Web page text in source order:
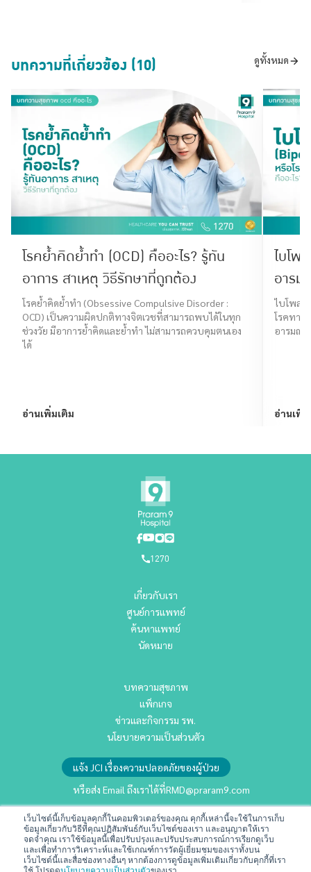
เว็บไซต์นี้เก็บข้อมูลคุกกี้ในคอมพิวเตอร์ของคุณ คุกกี้เหล่านี้จะใช้ในการเก็บ
ข้อมูลเกี่ยวกับวิธีที่คุณปฏิสัมพันธ์กับเว็บไซต์ของเรา และอนุญาตให้เรา
จดจำคุณ เราใช้ข้อมูลนี้เพื่อปรับปรุงและปรับประสบการณ์การเรียกดูเว็บ
และเพื่อทำการวิเคราะห์และใช้เกณฑ์การวัดผู้เยี่ยมชมของเราทั้งบน
เว็บไซต์นี้และสื่อช่องทางอื่นๆ หากต้องการดูข้อมูลเพิ่มเติมเกี่ยวกับคุกกี้ที่เรา
ใช้ โปรดดูนโยบายความเป็นส่วนตัวของเรา
บทความที่เกี่ยวข้อง (10) ดูทั้งหมด
โรคย้ำคิดย้ำทำ (OCD) คืออะไร? รู้ทัน
อาการ สาเหตุ วิธีรักษาที่ถูกต้อง
โรคย้ำคิดย้ำทำ (Obsessive Compulsive Disorder :
OCD) เป็นความผิดปกติทางจิตเวชที่สามารถพบได้ในทุก
ช่วงวัย มีอาการย้ำคิดและย้ำทำ ไม่สามารถควบคุมตนเอง
ได้
อ่านเพิ่มเติม
ไบโพ
อารม
ไบโพลา
โรคทาง
อารมณ์
อ่านเพิ่
1270
เกี่ยวกับเรา
ศูนย์การแพทย์
ค้นหาแพทย์
นัดหมาย
บทความสุขภาพ
แพ็กเกจ
ข่าวและกิจกรรม รพ.
นโยบายความเป็นส่วนตัว
แจ้ง JCI เรื่องความปลอดภัยของผู้ป่วย
หรือส่ง Email ถึงเราได้ที่RMD@praram9.com
นักลงทุนสัมพันธ์
การพัฒนาอย่างยั่งยืน
ร่วมงานกับเรา